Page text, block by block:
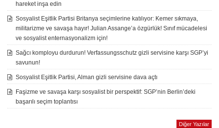
hareket inşa edin
Sosyalist Eşitlik Partisi Britanya seçimlerine katılıyor: Kemer sıkmaya,
militarizme ve savaşa hayır! Julian Assange’a özgürlük! Sınıf mücadelesi
ve sosyalist enternasyonalizm için!
Sağcı komployu durdurun! Verfassungsschutz gizli servisine karşı SGP’yi
savunun!
Sosyalist Eşitlik Partisi, Alman gizli servisine dava açtı
Faşizme ve savaşa karşı sosyalist bir perspektif: SGP’nin Berlin’deki
başarılı seçim toplantısı
Diğer Yazılar